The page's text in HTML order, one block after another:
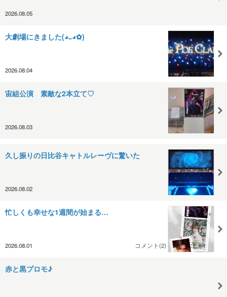
2026.08.05
大劇場にきました(⁠◕⁠ᴗ⁠◕⁠✿⁠)
2026.08.04
宙組公演 素敵な2本立て♡
2026.08.03
久し振りの日比谷キャトルレーヴに驚いた
2026.08.02
忙しくも幸せな1週間が始まる…
2026.08.01 コメント(2)
赤と黒プロモ♪